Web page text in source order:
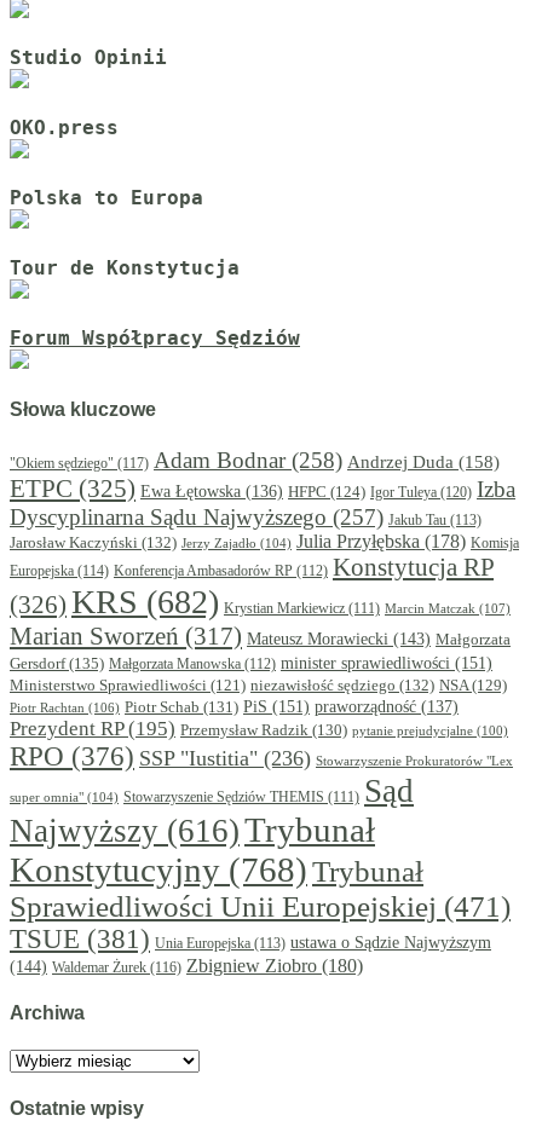
Studio Opinii
OKO.press
Polska to Europa
Tour de Konstytucja
Forum Współpracy Sędziów
Słowa kluczowe
"Okiem sędziego" (117) Adam Bodnar(258) Andrzej Duda (158)
ETPC (325) Ewa Łętowska (136) HFPC (124) Igor Tuleya (120) Izba
Dyscyplinarna Sądu Najwyższego (257) Jakub Tau (113)
Jarosław Kaczyński (132) Jerzy Zajadło (104) Julia Przyłębska (178) Komisja
Europejska (114) Konferencja Ambasadorów RP (112) Konstytucja RP
(326) KRS (682) Krystian Markiewicz (111) Marcin Matczak (107)
Marian Sworzeń (317) Mateusz Morawiecki (143) Małgorzata
Gersdorf(135) Małgorzata Manowska (112) minister sprawiedliwości (151)
Ministerstwo Sprawiedliwości (121) niezawisłość sędziego (132) NSA (129)
Piotr Rachtan (106) Piotr Schab (131) PiS (151) praworządność (137)
Prezydent RP(195) Przemysław Radzik (130) pytanie prejudycjalne (100)
RPO (376) SSP "Iustitia" (236) Stowarzyszenie Prokuratorów "Lex
super omnia" (104) Stowarzyszenie Sędziów THEMIS (111) Sąd
Najwyższy (616)Trybunał
Konstytucyjny (768)Trybunał
Sprawiedliwości Unii Europejskiej (471)
TSUE (381) Unia Europejska (113) ustawa o Sądzie Najwyższym
(144) Waldemar Żurek (116) Zbigniew Ziobro (180)
Archiwa
Archiwa
Ostatnie wpisy